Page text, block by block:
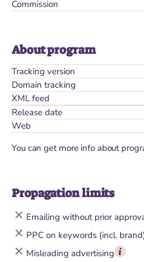
Commission
About program
Tracking version
Domain tracking
XML feed
Release date
Web
You can get more info about
Propagation limits
Emailing without prior
PPC on keywords (incl.
Misleading advertising